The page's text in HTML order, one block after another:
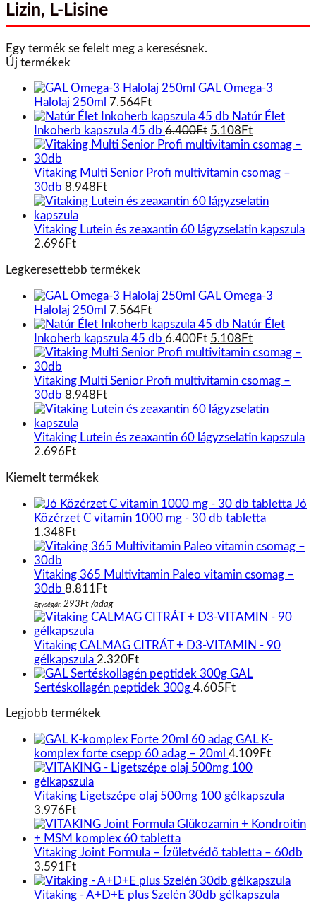
Lizin, L-Lisine
Egy termék se felelt meg a keresésnek.
Új termékek
GAL Omega-3
Halolaj 250ml 7.564Ft
Natúr Élet
Inkoherb kapszula 45 db 6.400Ft Original
price
6.400Ft.
5.108 FtCurrent
price
5.108Ft.
Vitaking Multi Senior Profi multivitamin csomag –
30db 8.948 Ft
Vitaking Lutein és zeaxantin 60 lágyzselatin kapszula
2.696 Ft
Legkeresettebb termékek
GAL Omega-3
Halolaj 250ml 7.564Ft
Natúr Élet
Inkoherb kapszula 45 db 6.400Ft Original
price
6.400Ft.
5.108 FtCurrent
price
5.108Ft.
Vitaking Multi Senior Profi multivitamin csomag –
30db 8.948 Ft
Vitaking Lutein és zeaxantin 60 lágyzselatin kapszula
2.696 Ft
Kiemelt termékek
Jó
Közérzet C vitamin 1000 mg - 30 db tabletta
1.348 Ft
Vitaking 365 Multivitamin Paleo vitamin csomag –
30db 8.811 Ft
Egységár: 293Ft /adag
Vitaking CALMAG CITRÁT + D3-VITAMIN - 90
gélkapszula 2.320Ft
GAL
Sertéskollagén peptidek 300g 4.605 Ft
Legjobb termékek
GAL K-
komplex forte csepp 60 adag – 20ml 4.109 Ft
Vitaking Ligetszépe olaj 500mg 100 gélkapszula
3.976 Ft
Vitaking Joint Formula – Ízületvédő tabletta – 60db
3.591 Ft
Vitaking - A+D+E plus Szelén 30db gélkapszula